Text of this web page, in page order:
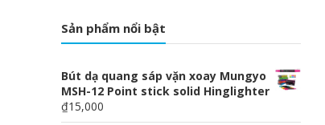
Sản phẩm nổi bật
Bút dạ quang sáp vặn xoay Mungyo
MSH-12 Point stick solid Hinglighter
₫15,000